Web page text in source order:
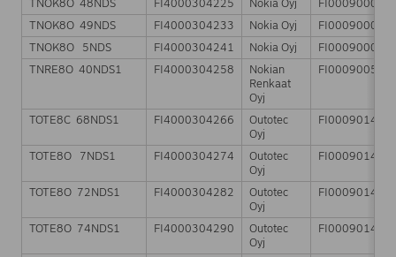
TNOK8O 48NDS
FI4000304225 Nokia Oyj
TNOK8O 49NDS
FI4000304233 Nokia Oyj
TNOK8O 5NDS
FI4000304241 Nokia Oyj
TNRE8O 40NDS1
FI4000304258
Nokian
Renkaat
Oyj
TOTE8C 68NDS1 FI4000304266
Outotec
Oyj
TOTE8O 7NDS1 FI4000304274
Outotec
Oyj
TOTE8O 72NDS1 FI4000304282
Outotec
Oyj
TOTE8O 74NDS1 FI4000304290
Outotec
Oyj